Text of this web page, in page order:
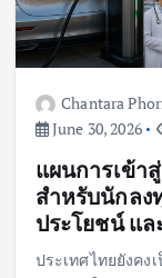
Chantara
June 30, 2026
แผนการเข้า
สำหรับนักลง
ประโยชน์ แ
ประเทศไทยยังค